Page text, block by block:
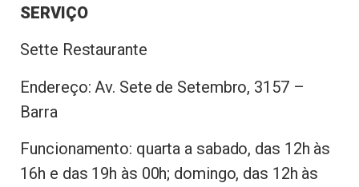
SERVIÇO
Sette Restaurante
Endereço: Av. Sete de Setembro, 3157 –
Barra
Funcionamento: quarta a sabado, das 12h às
16h e das 19h às 00h; domingo, das 12h às